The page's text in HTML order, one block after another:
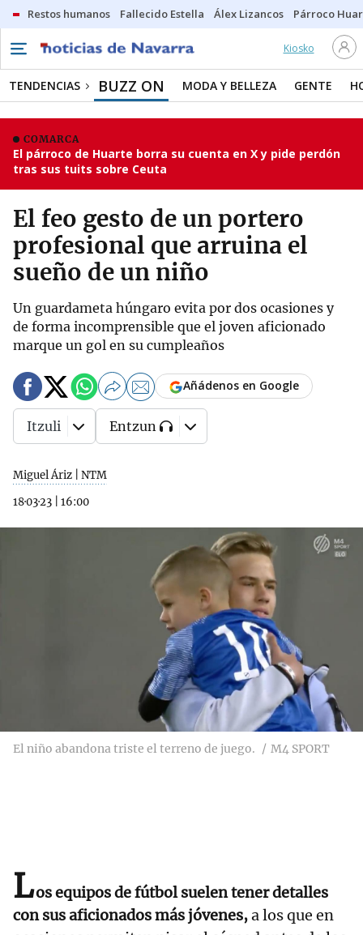
Restos humanos Fallecido Estella Álex Lizancos Párroco
Kiosko
TENDENCIAS BUZZ ON MODA Y BELLEZA GENTE
COMARCA
El párroco de Huarte borra su cuenta en X y pide perdón
tras sus tuits sobre Ceuta
El feo gesto de un portero
profesional que arruina el
sueño de un niño
Un guardameta húngaro evita por dos ocasiones y
de forma incomprensible que el joven aficionado
marque un gol en su cumpleaños
Miguel Áriz | NTM
18·03·23
16:00
Añádenos en Google
Itzuli Entzun
El niño abandona triste el terreno de juego. M4 SPORT
Los equipos de fútbol suelen tener detalles
con sus aficionados más jóvenes,a los que en